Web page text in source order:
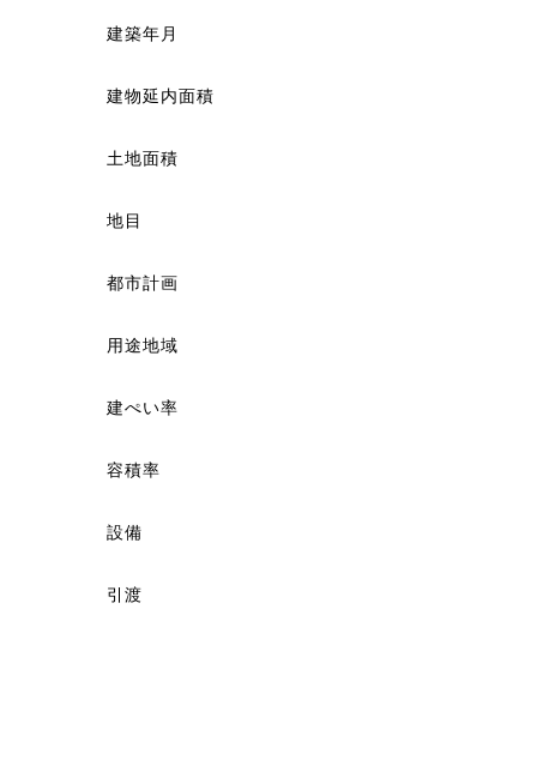
建築年月
建物延内面積
土地面積
地目
都市計画
用途地域
建ぺい率
容積率
設備
引渡